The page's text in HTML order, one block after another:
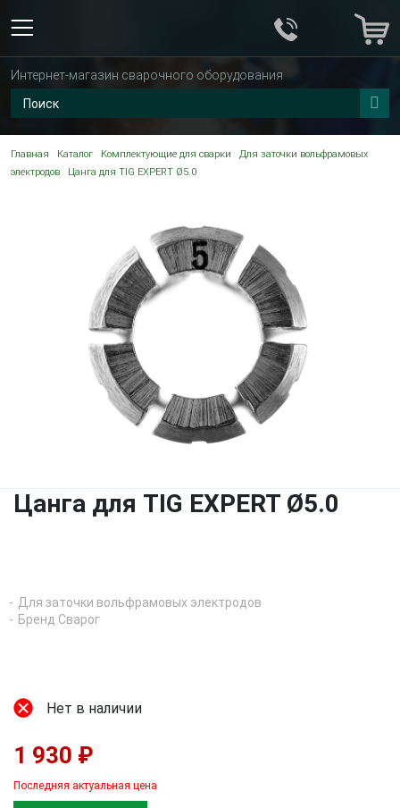
Интернет-магазин сварочного оборудования
Главная Каталог Комплектующие для сварки
Для заточки вольфрамовых
электродов
Цанга для TIG EXPERT Ø5.0
Цанга для TIG EXPERT Ø5.0
Для заточки вольфрамовых электродов
Бренд Сварог
Нет в наличии
1 930 ₽
Последняя актуальная цена